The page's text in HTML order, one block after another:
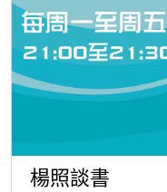
楊照談書